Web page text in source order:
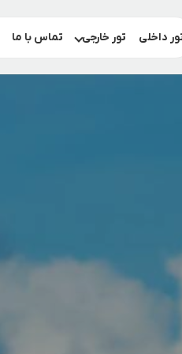
داخلی تور خارجی تماس با ما